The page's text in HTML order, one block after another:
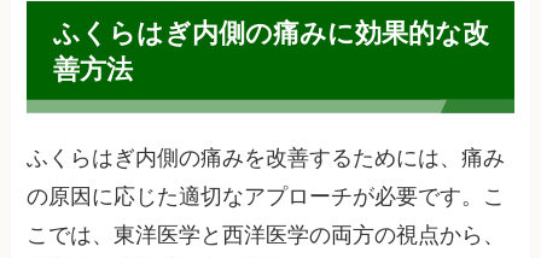
ふくらはぎ内側の痛みに効果的な改
善方法
ふくらはぎ内側の痛みを改善するためには、痛み
の原因に応じた適切なアプローチが必要です。こ
こでは、東洋医学と西洋医学の両方の視点から、